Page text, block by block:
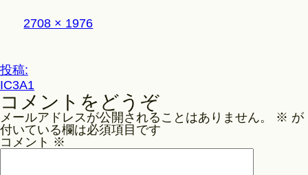
Philosophy
フ
ル
ズ
2708 × 1976
投
稿
ナ
ビ
ゲ
投稿:
IC3A1
コメントをどうぞ
メールアドレスが公開されることはありません。 ※ が
付いている欄は必須項目です
コメント ※